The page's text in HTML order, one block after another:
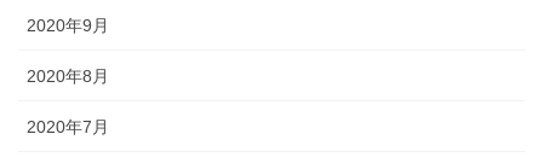
2020年9月
2020年8月
2020年7月